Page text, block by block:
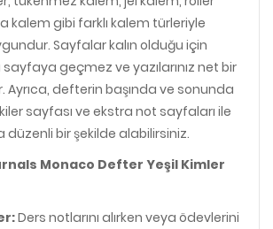
kalem gibi farklı kalem türleriyle
Sayfalar kalın olduğu için
geçmez ve yazılarınız net bir
Ayrıca, defterin başında ve sonunda
sayfası ve ekstra not sayfaları ile
düzenli bir şekilde alabilirsiniz.
Monaco Defter Yeşil Kimler
Ders notlarını alırken veya ödevlerini